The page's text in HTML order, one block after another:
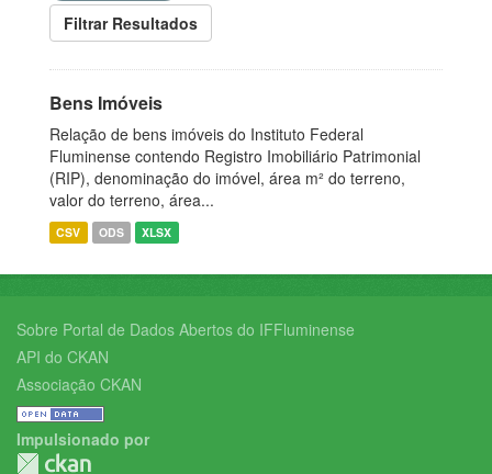
Filtrar Resultados
Bens Imóveis
Relação de bens imóveis do Instituto Federal
Fluminense contendo Registro Imobiliário Patrimonial
(RIP), denominação do imóvel, área m² do terreno,
valor do terreno, área...
CSV ODS XLSX
Sobre Portal de Dados Abertos do IFFluminense
API do CKAN
Associação CKAN
Impulsionado por